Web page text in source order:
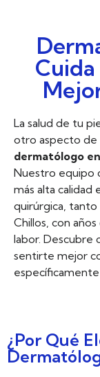
Cuida
La salud de tu
otro aspecto de
dermatólogo
Nuestro equipo
más alta calidad
quirúrgica,
Chillos, con
labor. Descubre
sentirte mejor
¿Por Qué